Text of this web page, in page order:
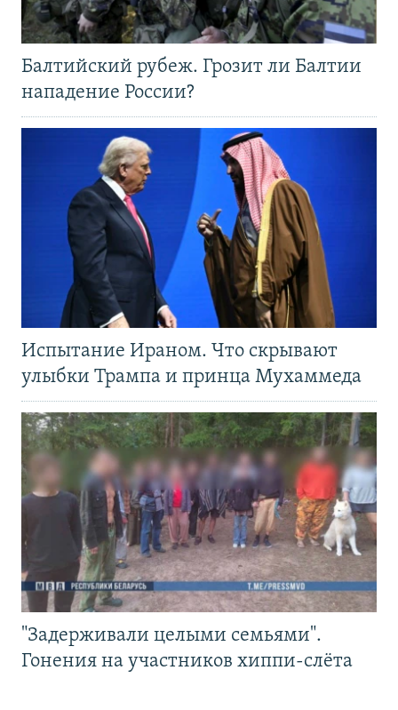
Балтийский рубеж. Грозит ли Балтии
нападение России?
Испытание Ираном. Что скрывают
улыбки Трампа и принца Мухаммеда
"Задерживали целыми семьями".
Гонения на участников хиппи-слёта